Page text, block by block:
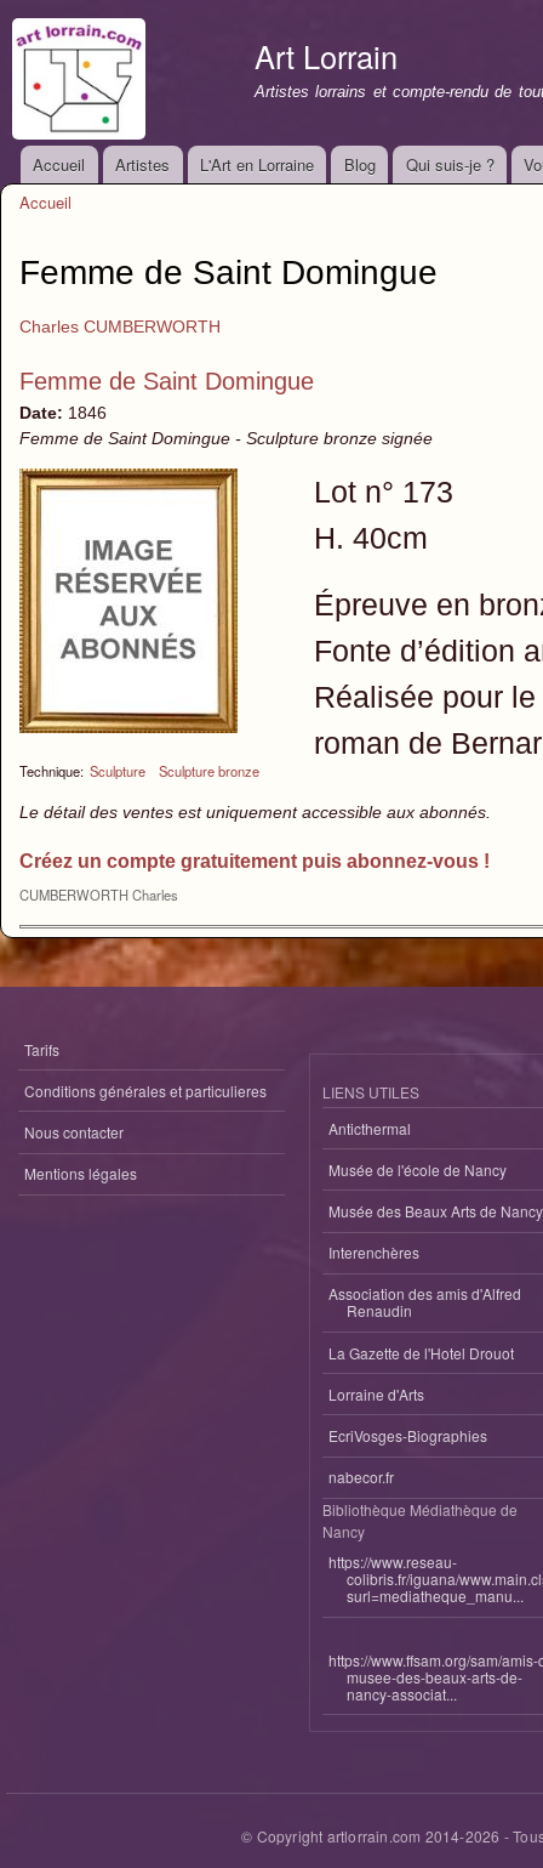
Art Lorrain
Artistes lorrains et compte-rendu de
Menu principal
Accueil Artistes L'Art en Lorraine Blog Qui suis-je ?
Accueil
Femme de Saint Domingue
Charles CUMBERWORTH
Femme de Saint Domingue
Date: 1846
Femme de Saint Domingue - Sculpture bronze signée
Technique: Sculpture Sculpture bronze
Lot n° 173
H. 40cm
Épreuve en
Fonte d’édition
Réalisée pour
roman de
Le détail des ventes est uniquement accessible aux abonnés.
Créez un compte gratuitement puis abonnez-vous !
CUMBERWORTH Charles
Tarifs
Conditions générales et particulieres
Nous contacter
Mentions légales
LIENS UTILES
Anticthermal
Musée de l'école de Nancy
Musée des Beaux Arts de Nancy
Interenchères
Association des amis d'Alfred
Renaudin
La Gazette de l'Hotel Drouot
Lorraine d'Arts
EcriVosges-Biographies
nabecor.fr
Bibliothèque Médiathèque de
Nancy
https://www.reseau-
colibris.fr/iguana/
surl=mediatheque_manu...
https://www.ffsam.org/sam/amis-
musee-des-beaux-arts-de-
nancy-associat...
© Copyright artlorrain.com 2014-2026 -